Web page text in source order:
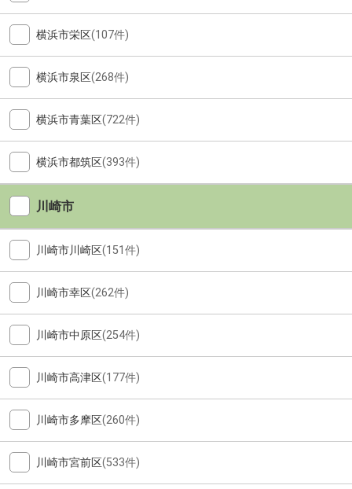
横浜市栄区(107件)
横浜市泉区(268件)
横浜市青葉区(722件)
横浜市都筑区(393件)
川崎市
川崎市川崎区(151件)
川崎市幸区(262件)
川崎市中原区(254件)
川崎市高津区(177件)
川崎市多摩区(260件)
川崎市宮前区(533件)